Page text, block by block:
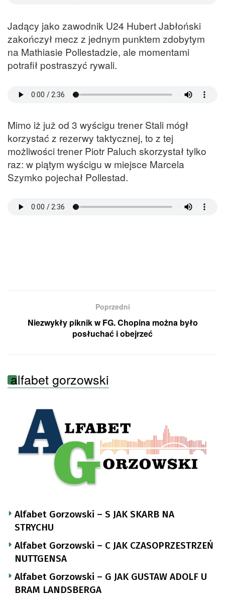
Jadący jako zawodnik U24 Hubert Jabłoński
zakończył mecz z jednym punktem zdobytym
na Mathiasie Pollestadzie, ale momentami
potrafił postraszyć rywali.
Mimo iż już od 3 wyścigu trener Stali mógł
korzystać z rezerwy taktycznej, to z tej
możliwości trener Piotr Paluch skorzystał tylko
raz: w piątym wyścigu w miejsce Marcela
Szymko pojechał Pollestad.
Poprzedni
Niezwykły piknik w FG. Chopina można było
posłuchać i obejrzeć
alfabet gorzowski
Alfabet Gorzowski – S JAK SKARB NA
STRYCHU
Alfabet Gorzowski – C JAK CZASOPRZESTRZEŃ
NUTTGENSA
Alfabet Gorzowski – G JAK GUSTAW ADOLF U
BRAM LANDSBERGA